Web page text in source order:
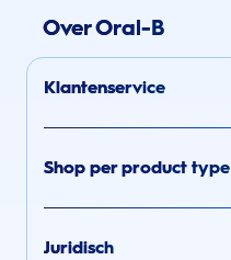
Over Oral-B
Klantenservice
Shop per product type
Juridisch